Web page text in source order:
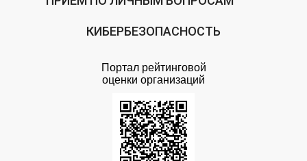
КИБЕРБЕЗОПАСНОСТЬ
Портал рейтинговой
оценки организаций